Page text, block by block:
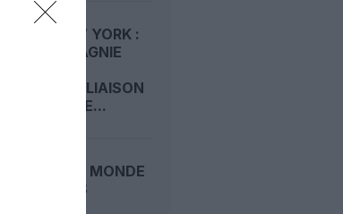
NICE–NEW YORK :
LA COMPAGNIE
PREMIÈRE LIAISON
HIVERNALE...
COUPE DU MONDE
2026 : LES